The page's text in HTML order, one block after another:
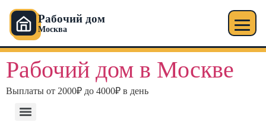
Рабочий дом
Москва
Рабочий дом в Москве
Выплаты от 2000₽ до 4000₽ в день